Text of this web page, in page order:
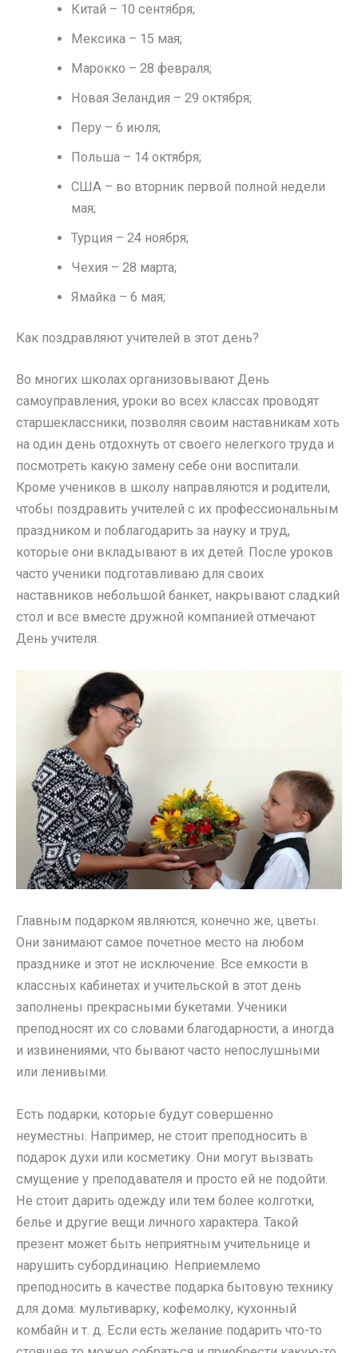
Китай – 10 сентября;
Мексика – 15 мая;
Марокко – 28 февраля;
Новая Зеландия – 29 октября;
Перу – 6 июля;
Польша – 14 октября;
США – во вторник первой полной недели
мая;
Турция – 24 ноября;
Чехия – 28 марта;
Ямайка – 6 мая;
Как поздравляют учителей в этот день?
Во многих школах организовывают День
самоуправления, уроки во всех классах проводят
старшеклассники, позволяя своим наставникам хоть
на один день отдохнуть от своего нелегкого труда и
посмотреть какую замену себе они воспитали.
Кроме учеников в школу направляются и родители,
чтобы поздравить учителей с их профессиональным
праздником и поблагодарить за науку и труд,
которые они вкладывают в их детей. После уроков
часто ученики подготавливаю для своих
наставников небольшой банкет, накрывают сладкий
стол и все вместе дружной компанией отмечают
День учителя.
Главным подарком являются, конечно же, цветы.
Они занимают самое почетное место на любом
празднике и этот не исключение. Все емкости в
классных кабинетах и учительской в этот день
заполнены прекрасными букетами. Ученики
преподносят их со словами благодарности, а иногда
и извинениями, что бывают часто непослушными
или ленивыми.
Есть подарки, которые будут совершенно
неуместны. Например, не стоит преподносить в
подарок духи или косметику. Они могут вызвать
смущение у преподавателя и просто ей не подойти.
Не стоит дарить одежду или тем более колготки,
белье и другие вещи личного характера. Такой
презент может быть неприятным учительнице и
нарушить субординацию. Неприемлемо
преподносить в качестве подарка бытовую технику
для дома: мультиварку, кофемолку, кухонный
комбайн и т. д. Если есть желание подарить что-то